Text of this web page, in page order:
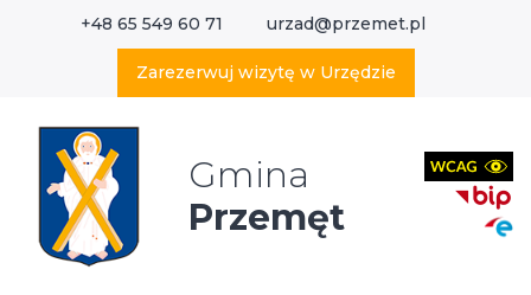
+48 65 549 60 71 urzad@przemet.pl
Zarezerwuj wizytę w Urzędzie
Gmina
Przemęt
Wyszukaj w serwisie